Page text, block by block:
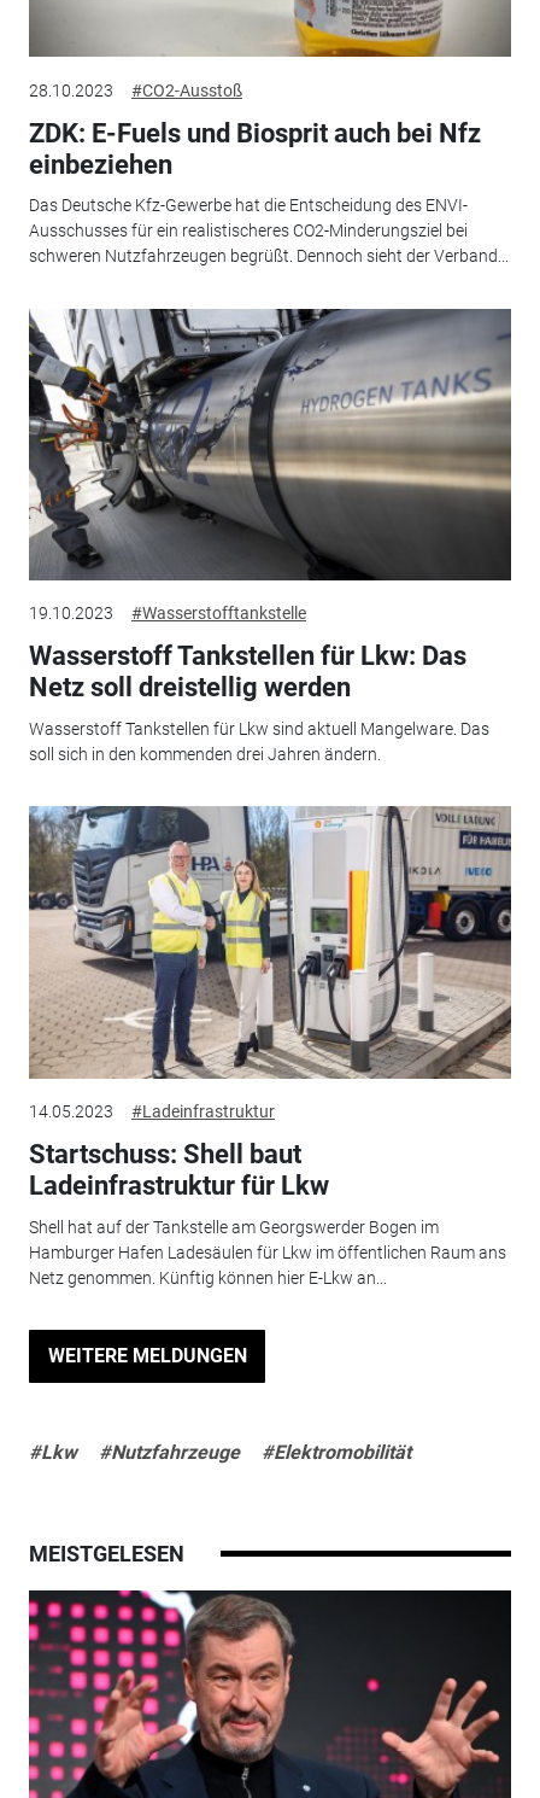
28.10.2023 #CO2-Ausstoß
ZDK: E-Fuels und Biosprit auch bei Nfz
einbeziehen
Das Deutsche Kfz-Gewerbe hat die Entscheidung des ENVI-
Ausschusses für ein realistischeres CO2-Minderungsziel bei
schweren Nutzfahrzeugen begrüßt. Dennoch sieht der Verband...
19.10.2023 #Wasserstofftankstelle
Wasserstoff Tankstellen für Lkw: Das
Netz soll dreistellig werden
Wasserstoff Tankstellen für Lkw sind aktuell Mangelware. Das
soll sich in den kommenden drei Jahren ändern.
14.05.2023 #Ladeinfrastruktur
Startschuss: Shell baut
Ladeinfrastruktur für Lkw
Shell hat auf der Tankstelle am Georgswerder Bogen im
Hamburger Hafen Ladesäulen für Lkw im öffentlichen Raum ans
Netz genommen. Künftig können hier E-Lkw an...
WEITERE MELDUNGEN
#Lkw #Nutzfahrzeuge #Elektromobilität
MEISTGELESEN